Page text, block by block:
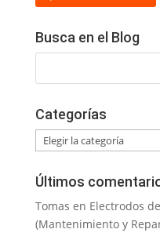
Busca en el Blog
Categorías
Categorías
Últimos
Tomas en Electrodos
(Mantenimiento y